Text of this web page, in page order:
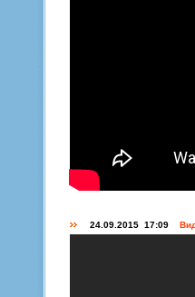
24.09.2015 17:09